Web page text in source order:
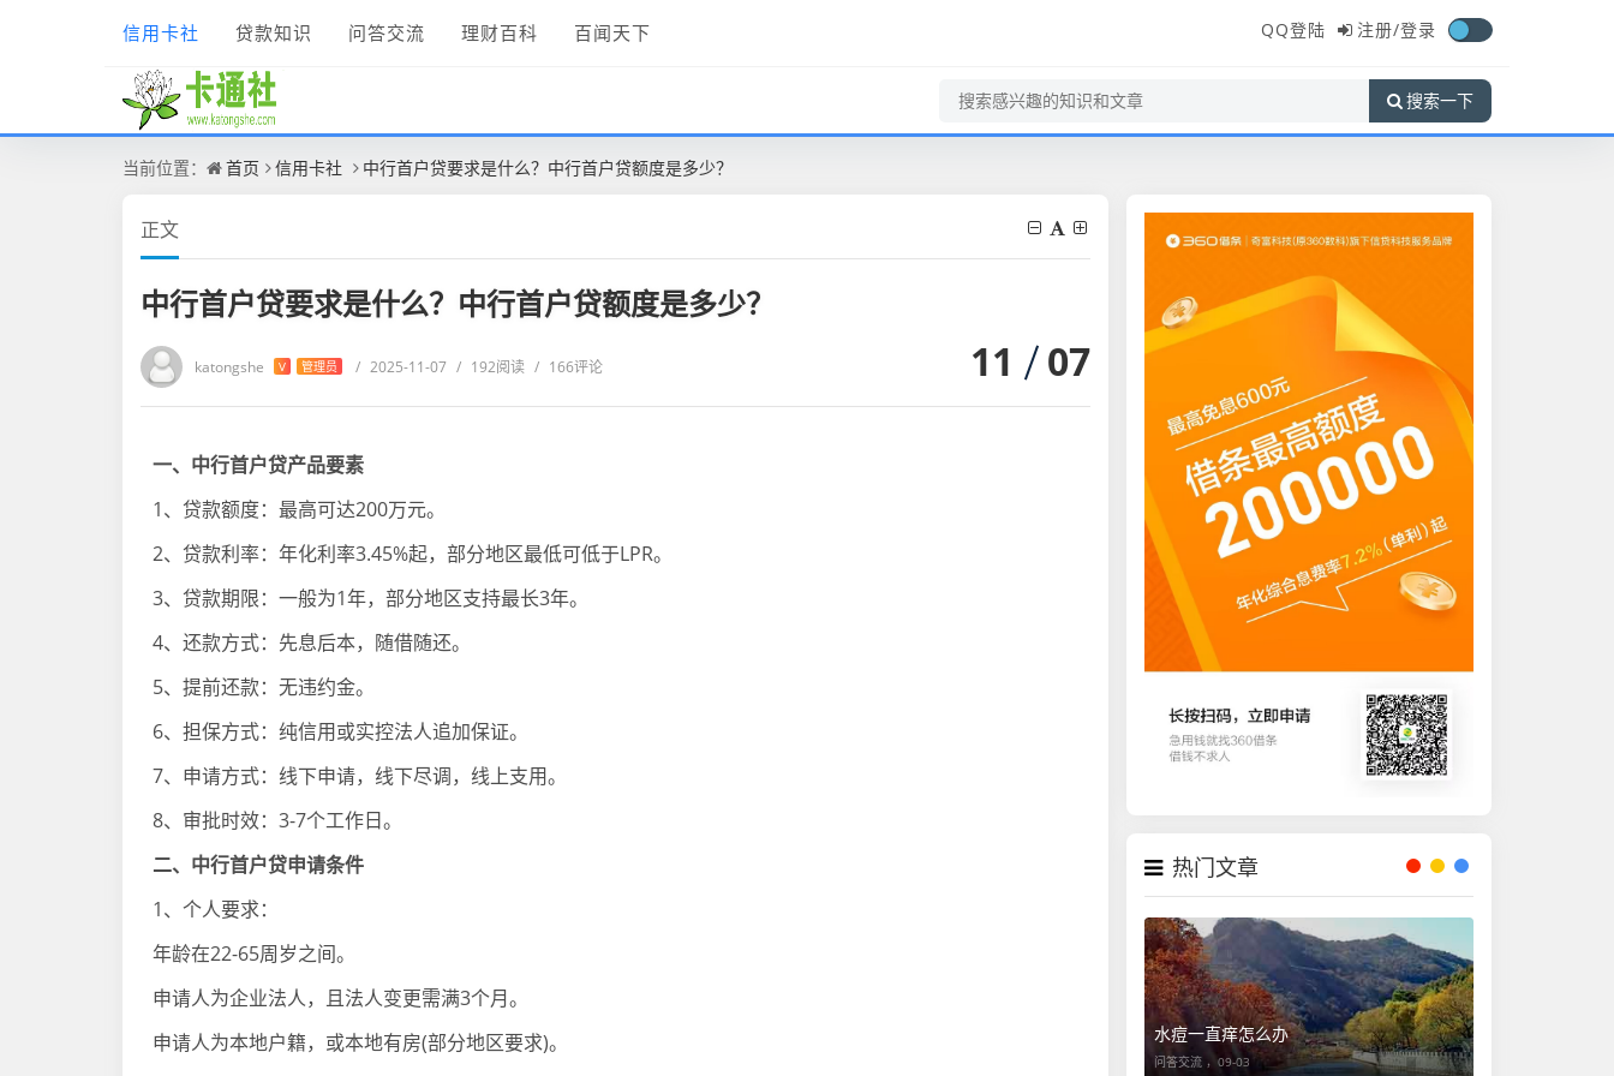
信用卡社 贷款知识 问答交流 理财百科 百闻天下 QQ登陆 注册/登录
搜索一下
当前位置： 首页 信用卡社 中行首户贷要求是什么？中行首户贷额度是多少？
正文
中行首户贷要求是什么？中行首户贷额度是多少？
katongshe V 管理员 / 2025-11-07 / 192阅读 / 166评论 11 07
一、中行首户贷产品要素
1、贷款额度：最高可达200万元。
2、贷款利率：年化利率3.45%起，部分地区最低可低于LPR。
3、贷款期限：一般为1年，部分地区支持最长3年。
4、还款方式：先息后本，随借随还。
5、提前还款：无违约金。
6、担保方式：纯信用或实控法人追加保证。
7、申请方式：线下申请，线下尽调，线上支用。
8、审批时效：3-7个工作日。
二、中行首户贷申请条件
1、个人要求：
年龄在22-65周岁之间。
申请人为企业法人，且法人变更需满3个月。
申请人为本地户籍，或本地有房(部分地区要求)。
热门文章
水痘一直痒怎么办
问答交流 ， 09-03